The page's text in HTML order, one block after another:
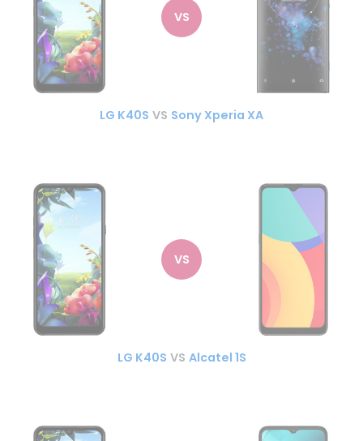
VS
LG K40S VS Sony Xperia XA
VS
LG K40S VS Alcatel 1S